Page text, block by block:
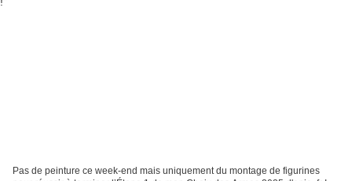
Pas de peinture ce week-end mais uniquement du montage de figurines